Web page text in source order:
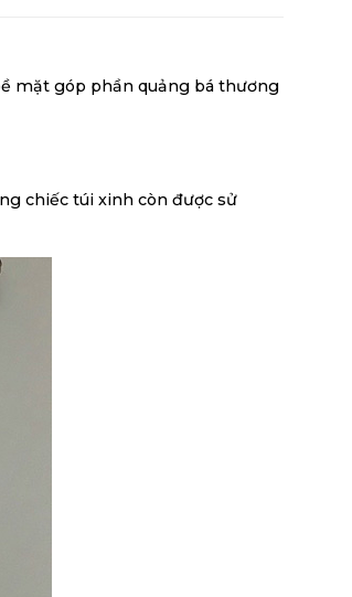
mặt góp phần quảng bá thương
chiếc túi xinh còn được sử